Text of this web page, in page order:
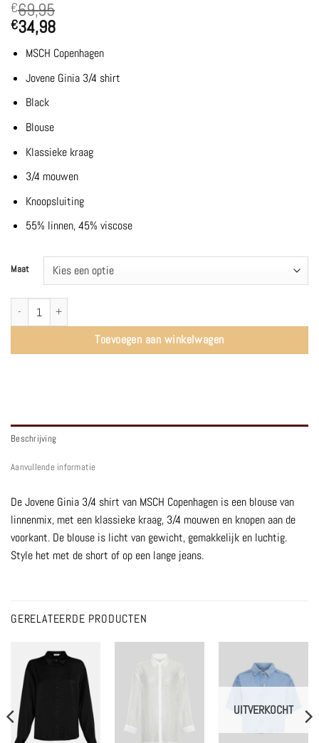
€69,95
€34,98
MSCH Copenhagen
Jovene Ginia 3/4 shirt
Black
Blouse
Klassieke kraag
3/4 mouwen
Knoopsluiting
55% linnen, 45% viscose
Maat
MSCHJovene Ginia 3/4 shirt | Black - MSCH Copenhagen aantal
Toevoegen aan winkelwagen
Beschrijving
Aanvullende informatie
De Jovene Ginia 3/4 shirt van MSCH Copenhagen is een blouse van
linnenmix, met een klassieke kraag, 3/4 mouwen en knopen aan de
voorkant. De blouse is licht van gewicht, gemakkelijk en luchtig.
Style het met de short of op een lange jeans.
GERELATEERDE PRODUCTEN
UITVERKOCHT